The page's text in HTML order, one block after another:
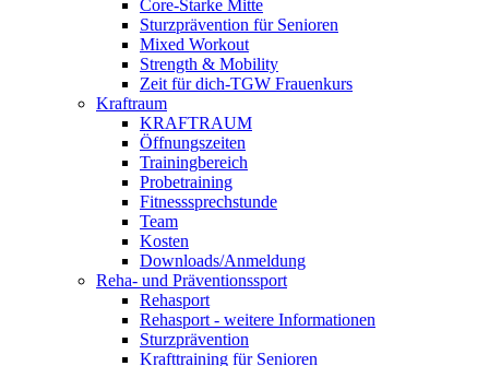
Core-Starke Mitte
Sturzprävention für Senioren
Mixed Workout
Strength & Mobility
Zeit für dich-TGW Frauenkurs
Kraftraum
KRAFTRAUM
Öffnungszeiten
Trainingbereich
Probetraining
Fitnesssprechstunde
Team
Kosten
Downloads/Anmeldung
Reha- und Präventionssport
Rehasport
Rehasport - weitere Informationen
Sturzprävention
Krafttraining für Senioren